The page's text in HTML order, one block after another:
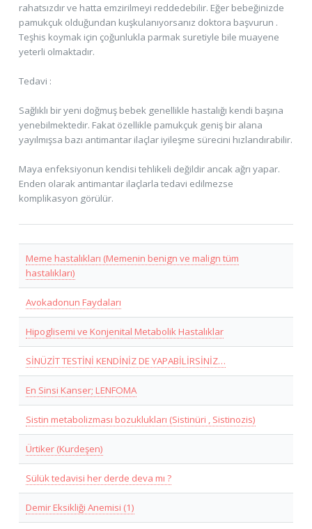
rahatsızdır ve hatta emzirilmeyi reddedebilir. Eğer bebeğinizde
pamukçuk olduğundan kuşkulanıyorsanız doktora başvurun .
Teşhis koymak için çoğunlukla parmak suretiyle bile muayene
yeterli olmaktadır.
Tedavi :
Sağlıklı bir yeni doğmuş bebek genellikle hastalığı kendi başına
yenebilmektedir. Fakat özellikle pamukçuk geniş bir alana
yayılmışsa bazı antimantar ilaçlar iyileşme sürecini hızlandırabilir.
Maya enfeksiyonun kendisi tehlikeli değildir ancak ağrı yapar.
Enden olarak antimantar ilaçlarla tedavi edilmezse
komplikasyon görülür.
Meme hastalıkları (Memenin benign ve malign tüm
hastalıkları)
Avokadonun Faydaları
Hipoglisemi ve Konjenital Metabolik Hastalıklar
SİNÜZİT TESTİNİ KENDİNİZ DE YAPABİLİRSİNİZ…
En Sinsi Kanser; LENFOMA
Sistin metabolizması bozuklukları (Sistinüri , Sistinozis)
Ürtiker (Kurdeşen)
Sülük tedavisi her derde deva mı ?
Demir Eksikliği Anemisi (1)